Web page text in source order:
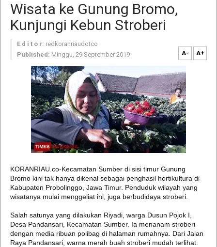
Wisata ke Gunung Bromo,
Kunjungi Kebun Stroberi
E d i t o r: redkoranriaudotco
Published: Minggu, 29 September 2019 A- A+
KORANRIAU.co-Kecamatan Sumber di sisi timur Gunung
Bromo kini tak hanya dikenal sebagai penghasil hortikultura di
Kabupaten Probolinggo, Jawa Timur. Penduduk wilayah yang
wisatanya mulai menggeliat ini, juga berbudidaya stroberi.
Salah satunya yang dilakukan Riyadi, warga Dusun Pojok I,
Desa Pandansari, Kecamatan Sumber. Ia menanam stroberi
dengan media ribuan polibag di halaman rumahnya. Dari Jalan
Raya Pandansari, warna merah buah stroberi mudah terlihat.